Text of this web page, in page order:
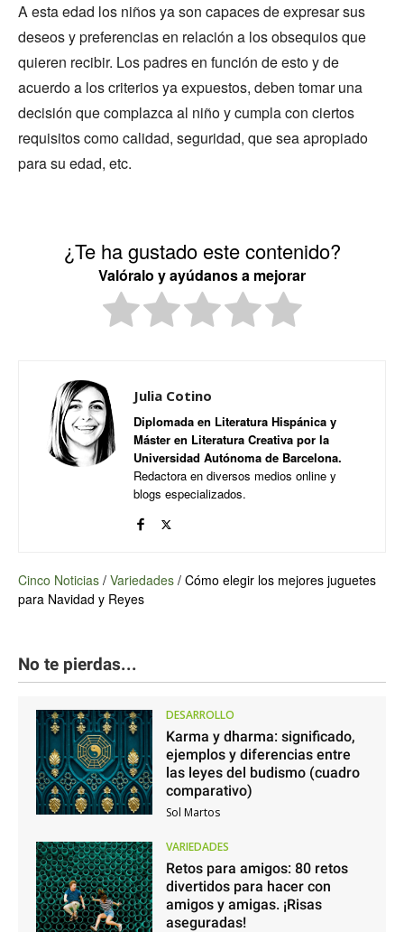
A esta edad los niños ya son capaces de expresar sus
deseos y preferencias en relación a los obsequios que
quieren recibir. Los padres en función de esto y de
acuerdo a los criterios ya expuestos, deben tomar una
decisión que complazca al niño y cumpla con ciertos
requisitos como calidad, seguridad, que sea apropiado
para su edad, etc.
¿Te ha gustado este contenido?
Valóralo y ayúdanos a mejorar
Julia Cotino
Diplomada en Literatura Hispánica y
Máster en Literatura Creativa por la
Universidad Autónoma de Barcelona.
Redactora en diversos medios online y
blogs especializados.
Cinco Noticias / Variedades / Cómo elegir los mejores juguetes
para Navidad y Reyes
No te pierdas...
DESARROLLO
Karma y dharma: significado,
ejemplos y diferencias entre
las leyes del budismo (cuadro
comparativo)
Sol Martos
VARIEDADES
Retos para amigos: 80 retos
divertidos para hacer con
amigos y amigas. ¡Risas
aseguradas!